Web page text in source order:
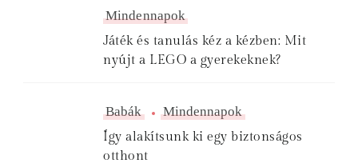
Mindennapok
Játék és tanulás kéz a kézben: Mit
nyújt a LEGO a gyerekeknek?
Babák
Mindennapok
Így alakítsunk ki egy biztonságos
otthont